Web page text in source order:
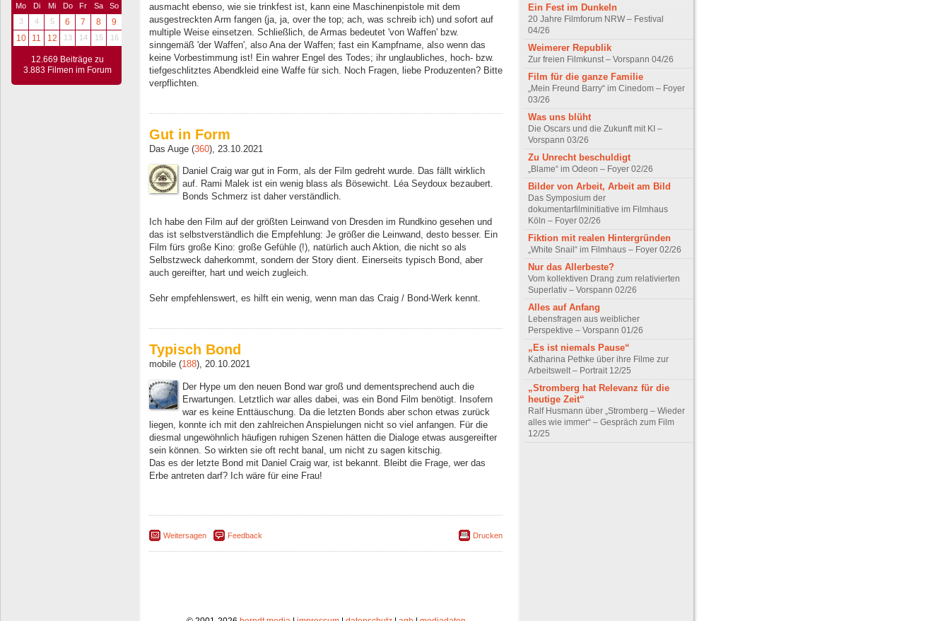
Mo Di Mi Do Fr Sa
So
3
4 5 6 7 8
9
10
11 12 13 14 15 16
12.669 Beiträge zu
3.883 Filmen im Forum
ausmacht ebenso, wie sie trinkfest ist, kann eine Maschinenpistole mit dem
ausgestreckten Arm fangen (ja, ja, over the top; ach, was schreib ich) und sofort auf
multiple Weise einsetzen. Schließlich, de Armas bedeutet 'von Waffen' bzw.
sinngemäß 'der Waffen', also Ana der Waffen; fast ein Kampfname, also wenn das
keine Vorbestimmung ist! Ein wahrer Engel des Todes; ihr unglaubliches, hoch- bzw.
tiefgeschlitztes Abendkleid eine Waffe für sich. Noch Fragen, liebe Produzenten? Bitte
verpflichten.
Gut in Form
Das Auge (360), 23.10.2021
Daniel Craig war gut in Form, als der Film gedreht wurde. Das fällt wirklich
auf. Rami Malek ist ein wenig blass als Bösewicht. Léa Seydoux bezaubert.
Bonds Schmerz ist daher verständlich.
Ich habe den Film auf der größten Leinwand von Dresden im Rundkino gesehen und
das ist selbstverständlich die Empfehlung: Je größer die Leinwand, desto besser. Ein
Film fürs große Kino: große Gefühle (!), natürlich auch Aktion, die nicht so als
Selbstzweck daherkommt, sondern der Story dient. Einerseits typisch Bond, aber
auch gereifter, hart und weich zugleich.
Sehr empfehlenswert, es hilft ein wenig, wenn man das Craig / Bond-Werk kennt.
Typisch Bond
mobile (188), 20.10.2021
Der Hype um den neuen Bond war groß und dementsprechend auch die
Erwartungen. Letztlich war alles dabei, was ein Bond Film benötigt. Insofern
war es keine Enttäuschung. Da die letzten Bonds aber schon etwas zurück
liegen, konnte ich mit den zahlreichen Anspielungen nicht so viel anfangen. Für die
diesmal ungewöhnlich häufigen ruhigen Szenen hätten die Dialoge etwas ausgereifter
sein können. So wirkten sie oft recht banal, um nicht zu sagen kitschig.
Das es der letzte Bond mit Daniel Craig war, ist bekannt. Bleibt die Frage, wer das
Erbe antreten darf? Ich wäre für eine Frau!
Weitersagen Feedback Drucken
Ein Fest im Dunkeln
20 Jahre Filmforum NRW – Festival
04/26
Weimerer Republik
Zur freien Filmkunst – Vorspann 04/26
Film für die ganze Familie
„Mein Freund Barry“ im Cinedom – Foyer
03/26
Was uns blüht
Die Oscars und die Zukunft mit KI –
Vorspann 03/26
Zu Unrecht beschuldigt
„Blame“ im Odeon – Foyer 02/26
Bilder von Arbeit, Arbeit am Bild
Das Symposium der
dokumentarfilminitiative im Filmhaus
Köln – Foyer 02/26
Fiktion mit realen Hintergründen
„White Snail“ im Filmhaus – Foyer 02/26
Nur das Allerbeste?
Vom kollektiven Drang zum relativierten
Superlativ – Vorspann 02/26
Alles auf Anfang
Lebensfragen aus weiblicher
Perspektive – Vorspann 01/26
„Es ist niemals Pause“
Katharina Pethke über ihre Filme zur
Arbeitswelt – Portrait 12/25
„Stromberg hat Relevanz für die
heutige Zeit“
Ralf Husmann über „Stromberg – Wieder
alles wie immer“ – Gespräch zum Film
12/25